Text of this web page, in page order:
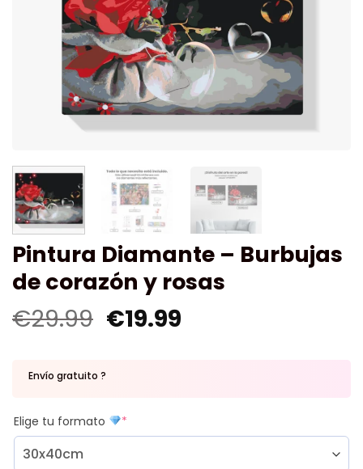
Pintura Diamante – Burbujas
de corazón y rosas
€29.99 €19.99
Envío gratuito ?
Elige tu formato *